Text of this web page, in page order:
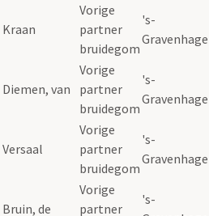
Kraan
Vorige
partner
bruidegom
's-
Gravenhage
Diemen, van
Vorige
partner
bruidegom
's-
Gravenhage
Versaal
Vorige
partner
bruidegom
's-
Gravenhage
Bruin, de
Vorige
partner
's-